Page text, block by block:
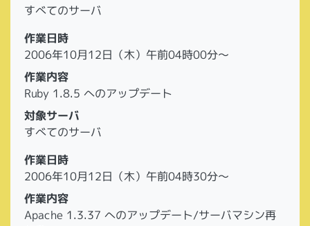
すべてのサーバ
作業日時
2006年10月12日（木）午前04時00分～
作業内容
Ruby 1.8.5 へのアップデート
対象サーバ
すべてのサーバ
作業日時
2006年10月12日（木）午前04時30分～
作業内容
Apache 1.3.37 へのアップデート/サーバマシン再